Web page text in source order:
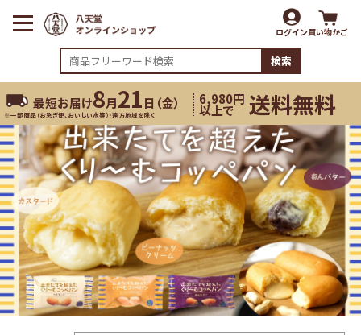
ログイン買い物かご
検索
最短お届け8月21日（金）
※一部商品（お急ぎ便、おいしい水等）・遠方地域を除く
6,980円
以上で 送料無料